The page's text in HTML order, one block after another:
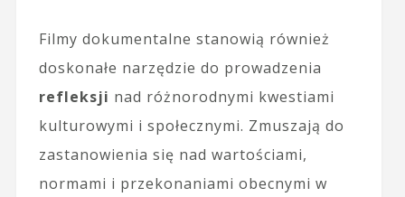
Filmy dokumentalne stanowią również
doskonałe narzędzie do prowadzenia
refleksji nad różnorodnymi kwestiami
kulturowymi i społecznymi. Zmuszają do
zastanowienia się nad wartościami,
normami i przekonaniami obecnymi w